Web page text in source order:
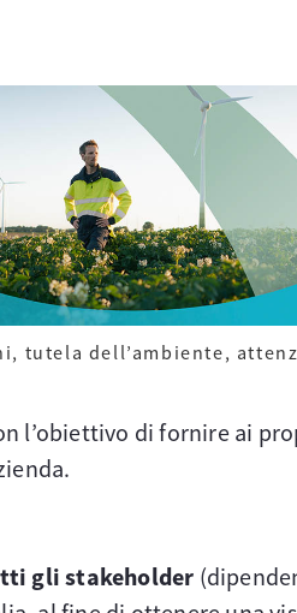
tutela dell’ambiente,
l’obiettivo di fornire ai
gli stakeholder